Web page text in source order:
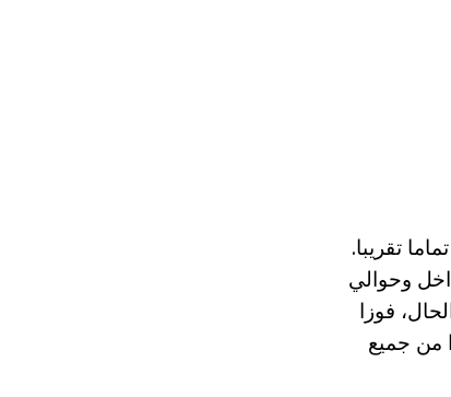
تقريبا.
جهود خارقة تقريبا من موظفي المتحف ما يقرب من 50 مداخل وحوالي
فوزا
من جميع